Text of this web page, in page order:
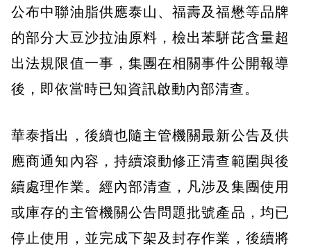
公布中聯油脂供應泰山、福壽及福懋等品牌
的部分大豆沙拉油原料，檢出苯駢芘含量超
出法規限值一事，集團在相關事件公開報導
後，即依當時已知資訊啟動內部清查。
華泰指出，後續也隨主管機關最新公告及供
應商通知內容，持續滾動修正清查範圍與後
續處理作業。經內部清查，凡涉及集團使用
或庫存的主管機關公告問題批號產品，均已
停止使用，並完成下架及封存作業，後續將